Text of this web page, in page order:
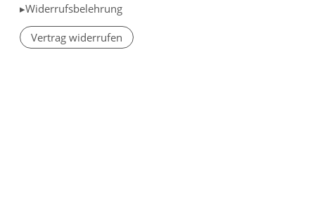
▸Widerrufsbelehrung
Vertrag widerrufen